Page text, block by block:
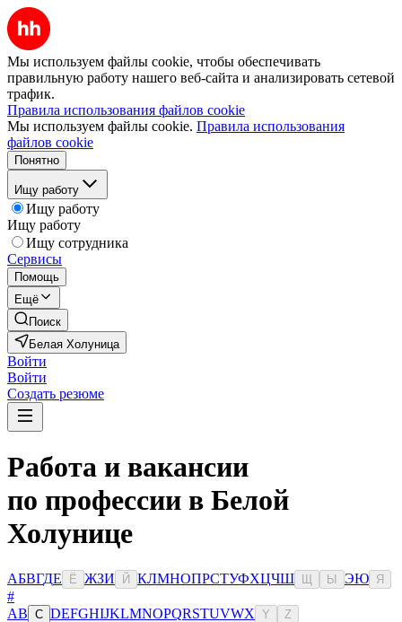
Мы используем файлы cookie, чтобы обеспечивать
правильную работу нашего веб-сайта и анализировать сетевой
трафик.
Правила использования файлов cookie
Мы используем файлы cookie. Правила использования
файлов cookie
Понятно
Ищу работу
Ищу работу
Ищу работу
Ищу сотрудника
Сервисы
Помощь
Ещё
Поиск
Белая Холуница
Войти
Войти
Создать резюме
Работа и вакансии
по профессии в Белой
Холунице
АБВГДЕ Ё ЖЗИ Й КЛМНОПРСТУФХЦЧШ Ы ЭЮ Я
#
AB C DEFGHIJKLMNOPQRSTUVWX Y Z